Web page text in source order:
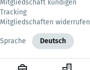
Mitgliedschaft kündigen
Tracking
Mitgliedschaften widerrufen
Sprache Deutsch